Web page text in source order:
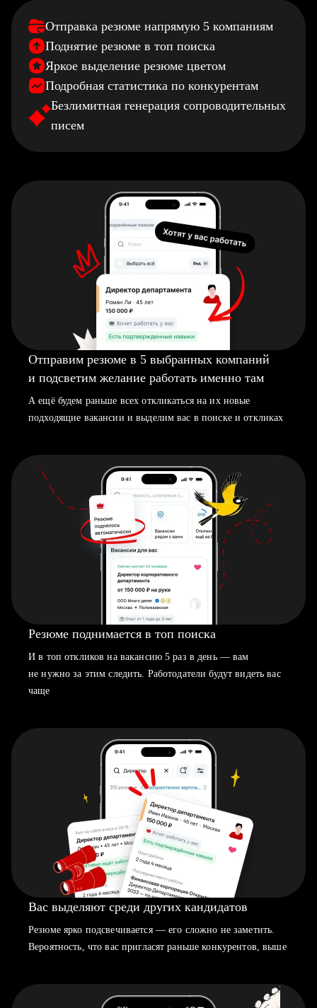
Отправка резюме напрямую 5 компаниям
Поднятие резюме в топ поиска
Яркое выделение резюме цветом
Подробная статистика по конкурентам
Безлимитная генерация сопроводительных
писем
Отправим резюме в 5 выбранных компаний
и подсветим желание работать именно там
А ещё будем раньше всех откликаться на их новые
подходящие вакансии и выделим вас в поиске и откликах
Резюме поднимается в топ поиска
И в топ откликов на вакансию 5 раз в день — вам
не нужно за этим следить. Работодатели будут видеть вас
чаще
Вас выделяют среди других кандидатов
Резюме ярко подсвечивается — его сложно не заметить.
Вероятность, что вас пригласят раньше конкурентов, выше